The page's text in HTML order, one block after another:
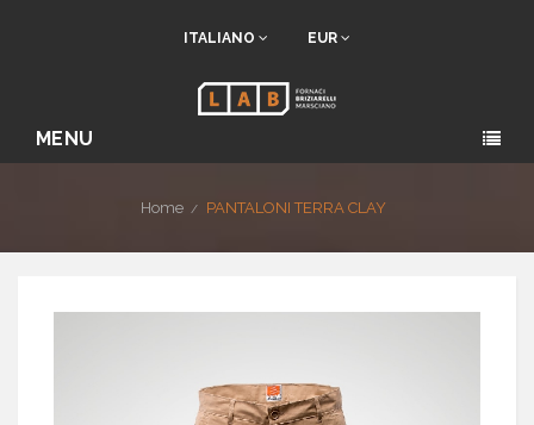
ITALIANO EUR
MENU
Home PANTALONI TERRA CLAY